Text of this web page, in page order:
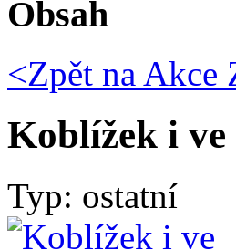
Obsah
<Zpět na Akce
Koblížek i ve
Typ: ostatní